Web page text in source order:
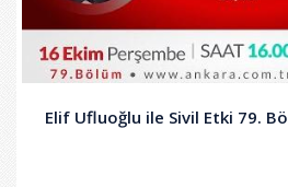
Elif Ufluoğlu ile Sivil Etki 79.